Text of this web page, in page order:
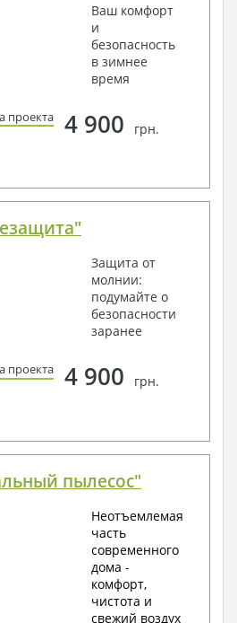
Ваш комфорт
и
безопасность
в зимнее
время
проекта 4 900 грн.
Защита от
молнии:
подумайте о
безопасности
заранее
проекта 4 900 грн.
пылесос"
Неотъемлемая
часть
современного
дома -
комфорт,
чистота и
свежий воздух